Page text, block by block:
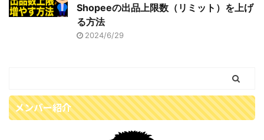
Shopeeの出品上限数（リミット）を上げ
る方法
2024/6/29
メンバー紹介